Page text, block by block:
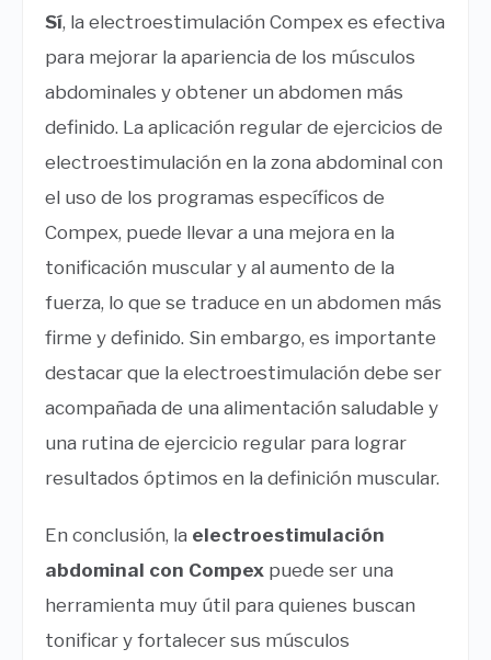
Sí, la electroestimulación Compex es efectiva
para mejorar la apariencia de los músculos
abdominales y obtener un abdomen más
definido. La aplicación regular de ejercicios de
electroestimulación en la zona abdominal con
el uso de los programas específicos de
Compex, puede llevar a una mejora en la
tonificación muscular y al aumento de la
fuerza, lo que se traduce en un abdomen más
firme y definido. Sin embargo, es importante
destacar que la electroestimulación debe ser
acompañada de una alimentación saludable y
una rutina de ejercicio regular para lograr
resultados óptimos en la definición muscular.
En conclusión, la electroestimulación
abdominal con Compex puede ser una
herramienta muy útil para quienes buscan
tonificar y fortalecer sus músculos